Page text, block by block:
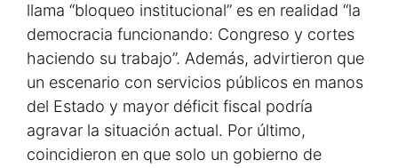
llama “bloqueo institucional” es en realidad “la
democracia funcionando: Congreso y cortes
haciendo su trabajo”. Además, advirtieron que
un escenario con servicios públicos en manos
del Estado y mayor déficit fiscal podría
agravar la situación actual. Por último,
coincidieron en que solo un gobierno de